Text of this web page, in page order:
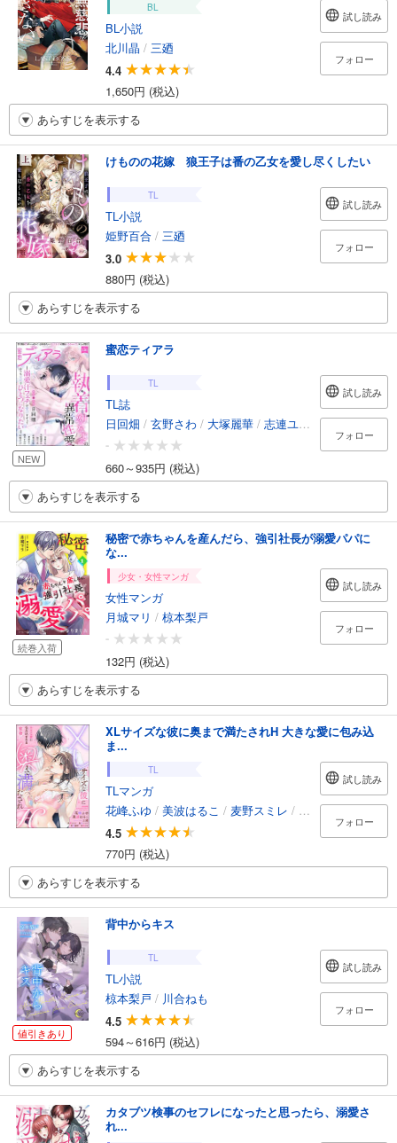
BL
BL小説
北川晶 / 三廼
4.4
1,650円 (税込)
試し読み
フォロー
あらすじを表示する
けものの花嫁 狼王子は番の乙女を愛し尽くしたい
TL
TL小説
姫野百合 / 三廼
3.0
880円 (税込)
試し読み
フォロー
あらすじを表示する
NEW
蜜恋ティアラ
TL
TL誌
日回畑 / 玄野さわ / 大塚麗華 / 志連ユキ枝 /翠屋るり/
-
660～935円 (税込)
試し読み
フォロー
あらすじを表示する
続巻入荷
秘密で赤ちゃんを産んだら、強引社長が溺愛パパに
な...
少女・女性マンガ
女性マンガ
月城マリ / 椋本梨戸
-
132円 (税込)
試し読み
フォロー
あらすじを表示する
XLサイズな彼に奥まで満たされH 大きな愛に包み込
ま...
TL
TLマンガ
花峰ふゆ / 美波はるこ / 麦野スミレ / 真田ハイジ/青島
4.5
770円 (税込)
試し読み
フォロー
あらすじを表示する
値引きあり
背中からキス
TL
TL小説
椋本梨戸 / 川合ねも
4.5
594～616円 (税込)
試し読み
フォロー
あらすじを表示する
カタブツ検事のセフレになったと思ったら、溺愛さ
れ...